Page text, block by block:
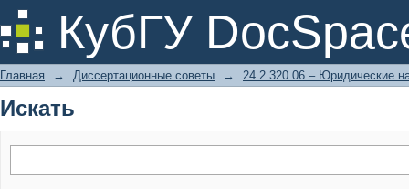
КубГУ
Искать
Главная → Диссертационные советы → 24.2.320.06 – Юридические
Искать